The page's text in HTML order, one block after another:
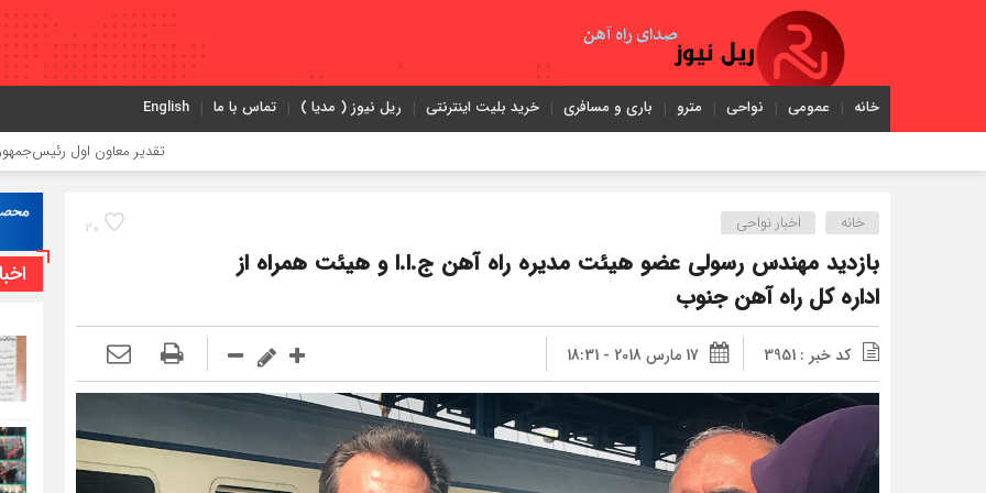
خانه عمومی نواحی مترو باری و مسافری خرید بلیت اینترنتی ریل نیوز ( مدیا ) تماس با ما English
تقدیر معاون اول رئیس‌جمهور از مدیرعامل
20 خانه اخبار نواحی
بازديد مهندس رسولي عضو هیئت مدیره راه آهن ج.ا.ا و هیئت همراه از
اداره كل راه آهن جنوب
کد خبر : 3951 17 مارس 2018 - 18:31